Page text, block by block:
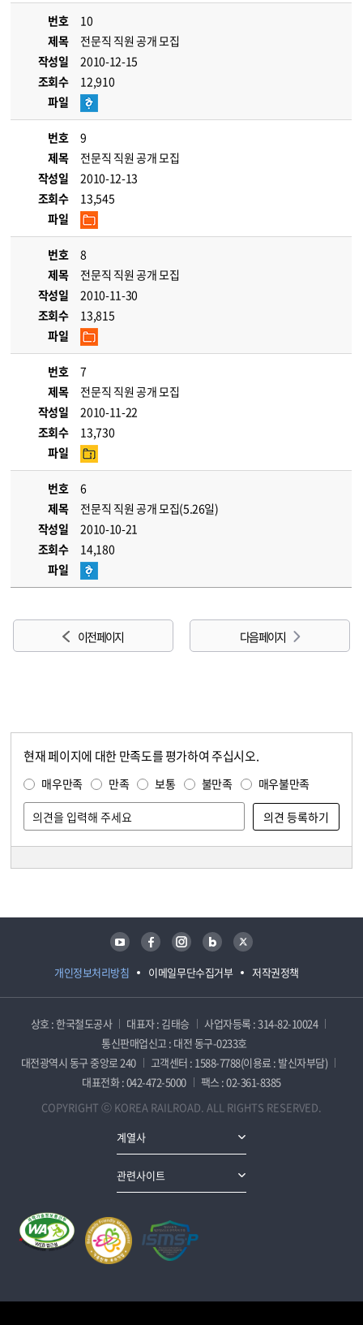
번호
10
제목
전문직 직원 공개 모집
작성일
2010-12-15
조회수
12,910
파일
번호
9
제목
전문직 직원 공개 모집
작성일
2010-12-13
조회수
13,545
파일
번호
8
제목
전문직 직원 공개 모집
작성일
2010-11-30
조회수
13,815
파일
번호
7
제목
전문직 직원 공개 모집
작성일
2010-11-22
조회수
13,730
파일
번호
6
제목
전문직 직원 공개 모집(5.26일)
작성일
2010-10-21
조회수
14,180
파일
이전 페이지 다음 페이지
현재 페이지에 대한 만족도를 평가하여 주십시오.
매우만족 만족 보통 불만족 매우불만족
개인정보처리방침 이메일무단수집거부 저작권정책
유튜브 페이스북 인스타그램 블로그 트위터
상호 : 한국철도공사 대표자 : 김태승
사업자등록 : 314-82-10024
통신판매업신고 : 대전 동구-0233호
대전광역시 동구 중앙로 240
고객센터 : 1588-7788(이용료 : 발신자부담)
대표전화 : 042-472-5000
팩스 : 02-361-8385
COPYRIGHT ⓒ KOREA RAILROAD. ALL RIGHTS RESERVED.
계열사
관련사이트